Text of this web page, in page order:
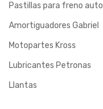
Pastillas para freno
Amortiguadores Gabriel
Motopartes Kross
Lubricantes Petronas
Llantas